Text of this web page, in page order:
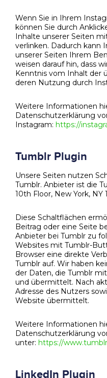
Wenn Sie in Ihrem
können Sie durch
Inhalte unserer Seiten
verlinken. Dadurch kann
unserer Seiten Ihrem
weisen darauf hin, dass
Kenntnis vom Inhalt der
deren Nutzung durch
Weitere Informationen
Datenschutzerklärung
Instagram: https://
Tumblr Plugin
Unsere Seiten nutzen
Tumblr. Anbieter ist die
10th Floor, New York, NY
Diese Schaltflächen
Beitrag oder eine Seite
Anbieter bei Tumblr zu
Websites mit Tumblr-
Browser eine direkte
Tumblr auf. Wir haben
der Daten, die Tumblr
und übermittelt. Nach
Adresse des Nutzers
Website übermittelt.
Weitere Informationen
Datenschutzerklärung
unter: https://
LinkedIn Plugin